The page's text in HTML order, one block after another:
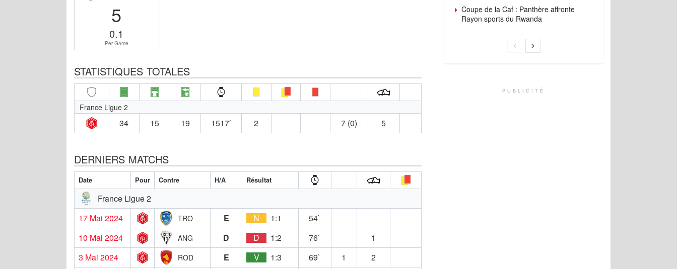
5
0.1
Per Game
STATISTIQUES TOTALES
France Ligue 2
34 15 19 1517′ 2 7 (0) 5
DERNIERS MATCHS
Date Pour Contre H/A Résultat
France Ligue 2
17 Mai 2024
TRO E N 1:1
54`
10 Mai 2024
ANG D D 1:2 76`
1
3 Mai 2024
ROD E V 1:3 69` 1
2
Coupe de la Caf : Panthère affronte
Rayon sports du Rwanda
PUBLICITÉ